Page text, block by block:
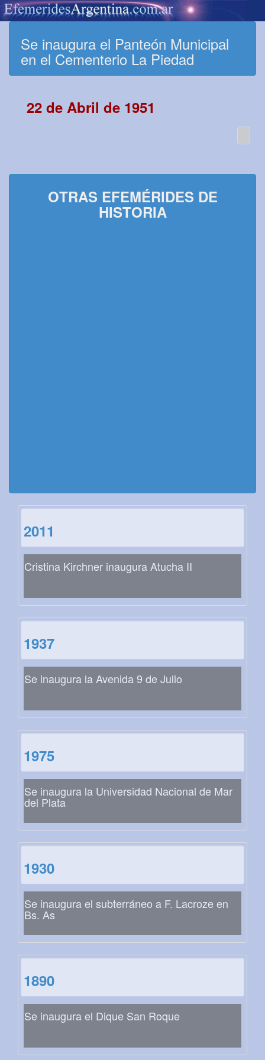
Se inaugura el Panteón Municipal
en el Cementerio La Piedad
22 de Abril de 1951
OTRAS EFEMÉRIDES DE
HISTORIA
2011
Cristina Kirchner inaugura Atucha II
1937
Se inaugura la Avenida 9 de Julio
1975
Se inaugura la Universidad Nacional de Mar
del Plata
1930
Se inaugura el subterráneo a F. Lacroze en
Bs. As
1890
Se inaugura el Dique San Roque